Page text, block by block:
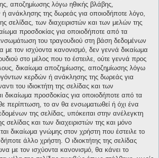
αποζημίωσης λόγω ηθικής βλάβης,
ανάκλησης της δωρεάς για οποιοδήποτε λόγο,
σελίδας, των διαχειριστών και των μελών της
προσδοκίας για οποιοδήποτε από τα
του τραγουδιού στη βάση δεδομένων
με τον ισχύοντα κανονισμό, δεν γεννά δικαίωμα
στο μέλος που το έστειλε, ούτε γεννά προς
δικαίωμα αποζημίωσης, αποζημίωσης λόγω
κερδών ή ανάκλησης της δωρεάς για
του ιδιοκτήτη της σελίδας και των
δικαίωμα προσδοκίας για οποιοδήποτε από τα
περίπτωση, το αν θα ενσωματωθεί ή όχι ένα
της σελίδας, υπόκειται στην ανέλεγκτη
σελίδας και των διαχειριστών της και μόνο
δικαίωμα γνώμης στον χρήστη που έστειλε το
άλλο χρήστη. Ο ιδιοκτήτης της σελίδας
με τον ισχύοντα κανονισμό, θα κάνει το